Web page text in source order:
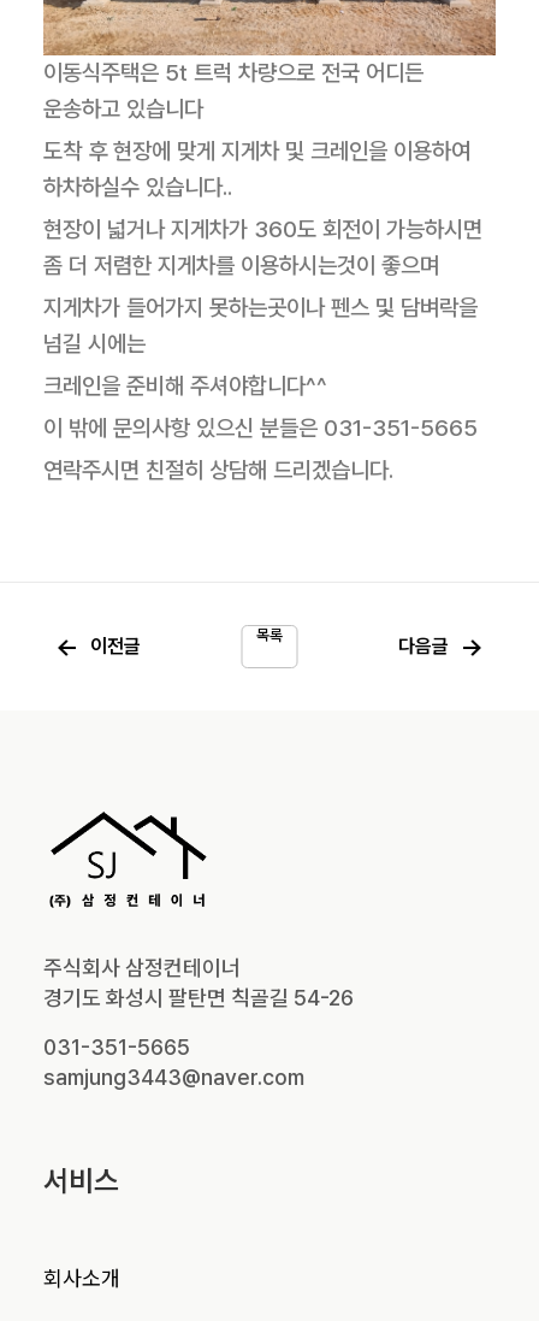
이동식주택은 5t 트럭 차량으로 전국 어디든
운송하고 있습니다
도착 후 현장에 맞게 지게차 및 크레인을 이용하여
하차하실수 있습니다..
현장이 넓거나 지게차가 360도 회전이 가능하시면
좀 더 저렴한 지게차를 이용하시는것이 좋으며
지게차가 들어가지 못하는곳이나 펜스 및 담벼락을
넘길 시에는
크레인을 준비해 주셔야합니다^^
이 밖에 문의사항 있으신 분들은 031-351-5665
연락주시면 친절히 상담해 드리겠습니다.
목록
← 이전글 다음글 →
주식회사 삼정컨테이너
경기도 화성시 팔탄면 칙골길 54-26
031-351-5665
samjung3443@naver.com
서비스
회사소개